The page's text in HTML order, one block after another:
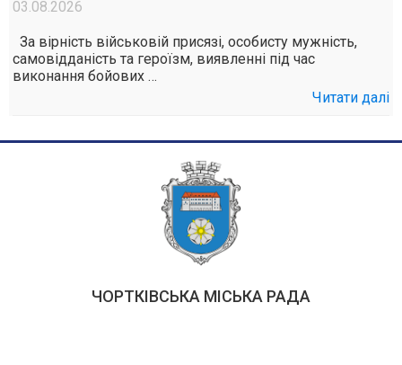
03.08.2026
За вірність військовій присязі, особисту мужність,
самовідданість та героїзм, виявленні під час
виконання бойових …
Читати далі
ЧОРТКІВСЬКА МІСЬКА РАДА